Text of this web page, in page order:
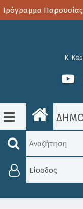
Παρουσίας
Κ.
Είσοδος